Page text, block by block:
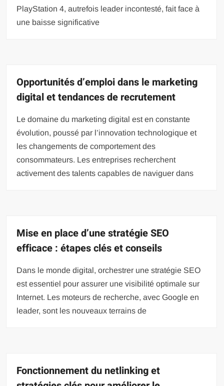
PlayStation 4, autrefois leader incontesté, fait face à
une baisse significative
Opportunités d’emploi dans le marketing
digital et tendances de recrutement
Le domaine du marketing digital est en constante
évolution, poussé par l’innovation technologique et
les changements de comportement des
consommateurs. Les entreprises recherchent
activement des talents capables de naviguer dans
Mise en place d’une stratégie SEO
efficace : étapes clés et conseils
Dans le monde digital, orchestrer une stratégie SEO
est essentiel pour assurer une visibilité optimale sur
Internet. Les moteurs de recherche, avec Google en
leader, sont les nouveaux terrains de
Fonctionnement du netlinking et